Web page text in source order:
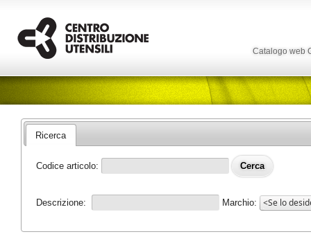
Catalogo web
Ricerca
Codice articolo:
Descrizione: Marchio: